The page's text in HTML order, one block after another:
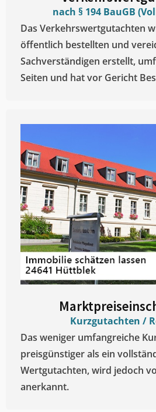
nach § 194 BauGB
Das Verkehrswertgutachten
öffentlich bestellten und
Sachverständigen erstellt,
Seiten und hat vor Gericht
Kurzgutachten /
Das weniger umfangreiche
preisgünstiger als ein
Wertgutachten, wird jedoch
anerkannt.